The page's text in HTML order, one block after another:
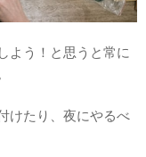
よう！と思うと常に
けたり、夜にやるべ